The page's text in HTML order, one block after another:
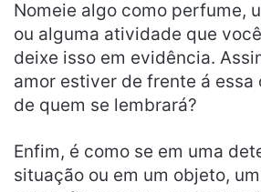
Nomeie algo como perfume,
ou alguma atividade que
deixe isso em evidência.
amor estiver de frente á essa
de quem se lembrará?
Enfim, é como se em uma
situação ou em um objeto,